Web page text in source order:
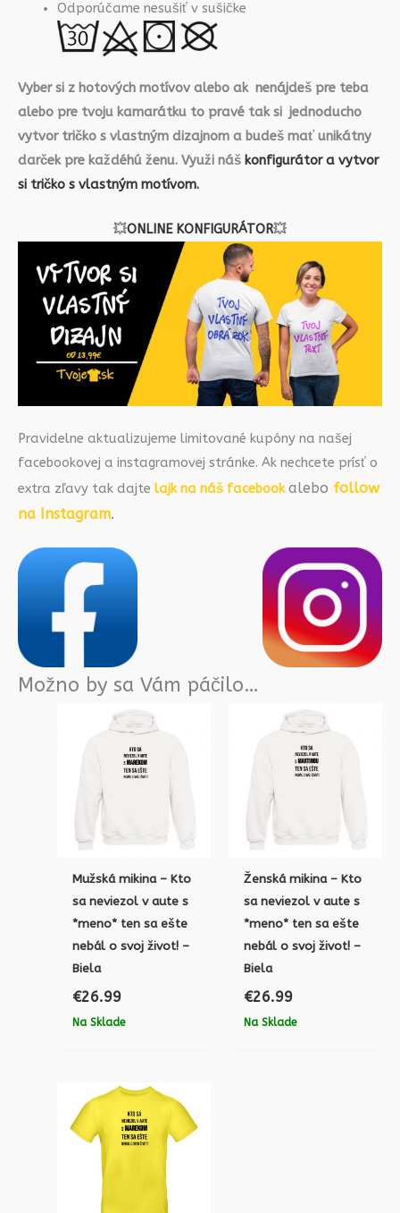
Odporúčame nesušiť v sušičke
Vyber si z hotových motívov alebo ak nenájdeš pre teba
alebo pre tvoju kamarátku to pravé tak si jednoducho
vytvor tričko s vlastným dizajnom a budeš mať unikátny
darček pre každéhú ženu. Využi náš konfigurátor a vytvor
si tričko s vlastným motívom.
💥ONLINE KONFIGURÁTOR💥
Pravidelne aktualizujeme limitované kupóny na našej
facebookovej a instagramovej stránke. Ak nechcete prísť o
extra zľavy tak dajte lajk na náš facebookalebo follow
na Instagram.
Možno by sa Vám páčilo…
Mužská mikina – Kto
sa neviezol v aute s
*meno* ten sa ešte
nebál o svoj život! –
Biela
€26.99
Na Sklade
Ženská mikina – Kto
sa neviezol v aute s
*meno* ten sa ešte
nebál o svoj život! –
Biela
€26.99
Na Sklade